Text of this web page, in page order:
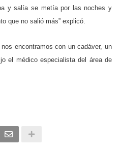
y salía se metía por las noches y
que no salió más” explicó.
encontramos con un cadáver, un
el médico especialista del área de